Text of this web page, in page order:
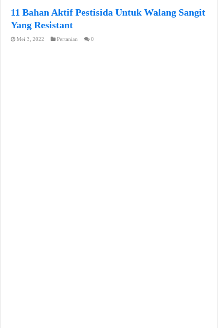
11 Bahan Aktif Pestisida Untuk Walang Sangit
Yang Resistant
Mei 3, 2022 Pertanian 0